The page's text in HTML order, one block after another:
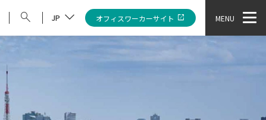
JP オフィスワーカーサイト MENU